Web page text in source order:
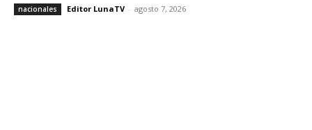
nacionales Editor LunaTV - agosto 7, 2026